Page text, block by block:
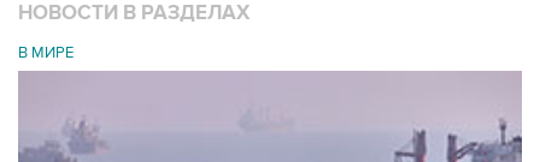
НОВОСТИ В РАЗДЕЛАХ
В МИРЕ